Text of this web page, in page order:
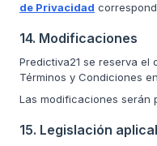
de Privacidad
14. Modificaciones
Predictiva21 se reserva el
Términos y Condiciones
Las modificaciones serán
15. Legislación